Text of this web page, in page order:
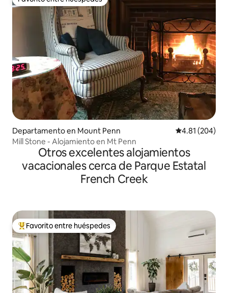
Favorito entre huéspedes
Departamento en Mount Penn Calificación
4.81 (204)
Mill Stone - Alojamiento en Mt Penn
Otros excelentes alojamientos
vacacionales cerca de Parque Estatal
French Creek
De los mejores en Favorito entre huéspedes
Favorito entre huéspedes